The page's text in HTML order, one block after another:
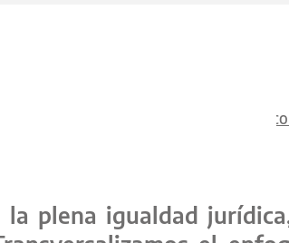
plena igualdad